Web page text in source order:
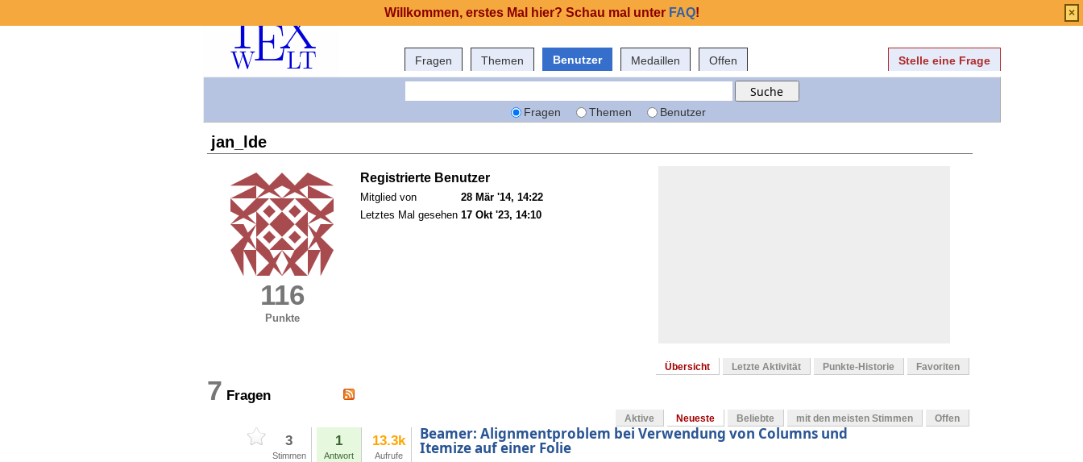
Fragen Themen Benutzer Medaillen Offen Stelle eine Frage
Fragen Themen Benutzer
jan_lde
116
Punkte
Registrierte Benutzer
Mitglied von
28 Mär '14, 14:22
Letztes Mal gesehen 17 Okt '23, 14:10
Übersicht Letzte Aktivität Punkte-Historie Favoriten
7 Fragen
Aktive Neueste Beliebte mit den meisten Stimmen Offen
3
Stimmen
1
Antwort
13.3k
Aufrufe
Beamer: Alignmentproblem bei Verwendung von Columns und
Itemize auf einer Folie
Willkommen, erstes Mal hier? Schau mal unter FAQ! ×